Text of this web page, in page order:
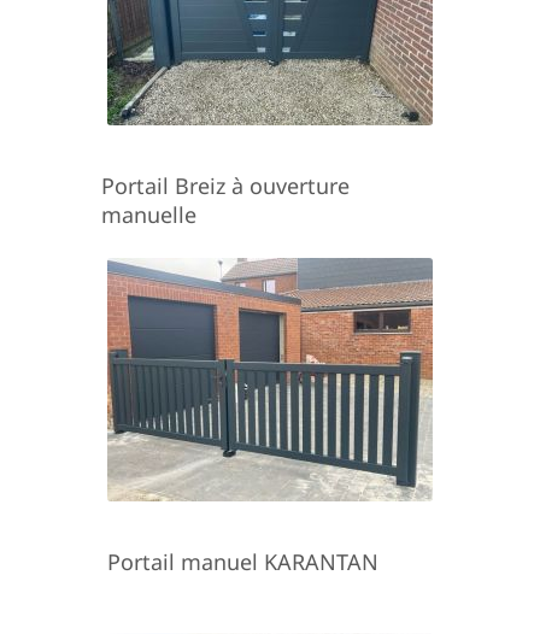
Portail Breiz à ouverture
manuelle
Portail manuel KARANTAN